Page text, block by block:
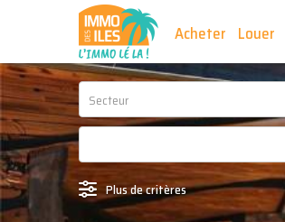
Acheter Louer
Secteur
Plus de critères